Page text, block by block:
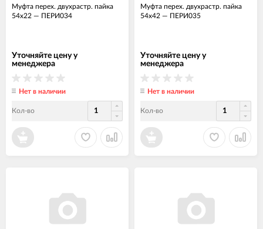
Муфта перех. двухрастр. пайка
54х22 — ПЕРИ034
Уточняйте цену у
менеджера
Нет в наличии
Кол-во
Муфта перех. двухрастр. пайка
54х42 — ПЕРИ035
Уточняйте цену у
менеджера
Нет в наличии
Кол-во